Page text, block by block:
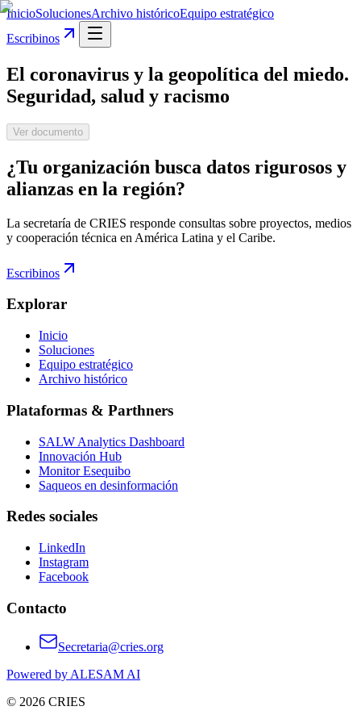
InicioSolucionesArchivo históricoEquipo estratégico
Escribinos
El coronavirus y la geopolítica del miedo.
Seguridad, salud y racismo
Ver documento
¿Tu organización busca datos rigurosos y
alianzas en la región?
La secretaría de CRIES responde consultas sobre proyectos, medios
y cooperación técnica en América Latina y el Caribe.
Escribinos
Explorar
Inicio
Soluciones
Equipo estratégico
Archivo histórico
Plataformas & Parthners
SALW Analytics Dashboard
Innovación Hub
Monitor Esequibo
Saqueos en desinformación
Redes sociales
LinkedIn
Instagram
Facebook
Contacto
Secretaria@cries.org
Powered by ALESAM AI
© 2026 CRIES